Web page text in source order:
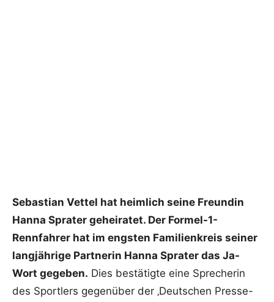
Sebastian Vettel hat heimlich seine Freundin
Hanna Sprater geheiratet. Der Formel-1-
Rennfahrer hat im engsten Familienkreis seiner
langjährige Partnerin Hanna Sprater das Ja-
Wort gegeben. Dies bestätigte eine Sprecherin
des Sportlers gegenüber der ‚Deutschen Presse-